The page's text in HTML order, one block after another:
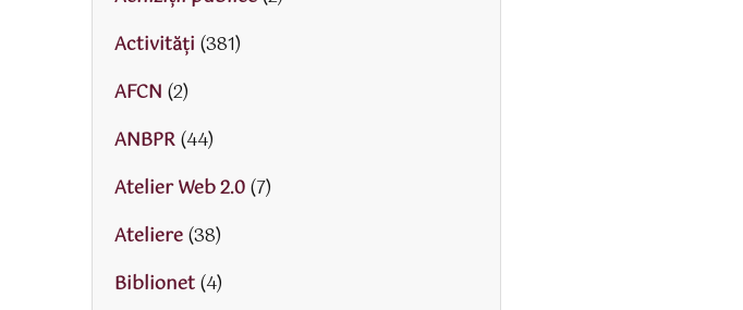
Activităţi (381)
AFCN (2)
ANBPR(44)
Atelier Web 2.0(7)
Ateliere(38)
Biblionet(4)